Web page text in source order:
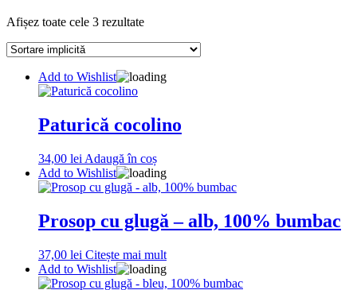
Afișez toate cele 3 rezultate
Add to Wishlist
Paturică cocolino
34,00 lei Adaugă în coș
Add to Wishlist
Prosop cu glugă – alb, 100% bumbac
37,00 lei Citește mai mult
Add to Wishlist